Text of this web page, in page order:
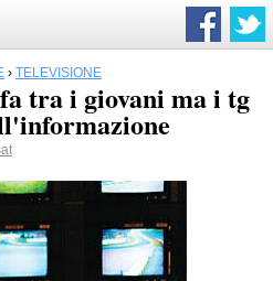
› TELEVISIONE
tra i giovani ma i tg